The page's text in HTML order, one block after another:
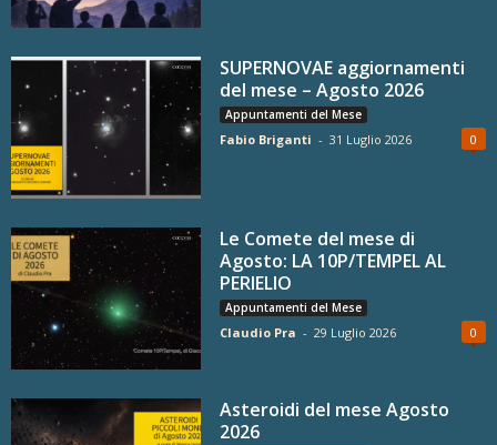
SUPERNOVAE aggiornamenti
del mese – Agosto 2026
Appuntamenti del Mese
Fabio Briganti - 31 Luglio 2026 0
Le Comete del mese di
Agosto: LA 10P/TEMPEL AL
PERIELIO
Appuntamenti del Mese
Claudio Pra - 29 Luglio 2026 0
Asteroidi del mese Agosto
2026